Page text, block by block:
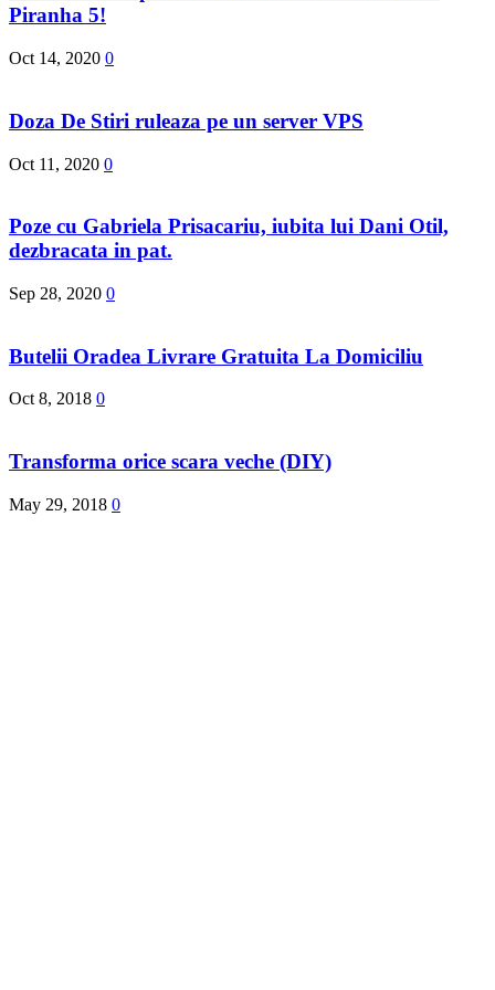
Piranha 5!
Oct 14, 2020 0
Doza De Stiri ruleaza pe un server VPS
Oct 11, 2020 0
Poze cu Gabriela Prisacariu, iubita lui Dani Otil,
dezbracata in pat.
Sep 28, 2020 0
Butelii Oradea Livrare Gratuita La Domiciliu
Oct 8, 2018 0
Transforma orice scara veche (DIY)
May 29, 2018 0